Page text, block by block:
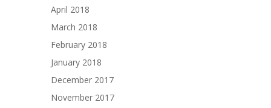
April 2018
March 2018
February 2018
January 2018
December 2017
November 2017